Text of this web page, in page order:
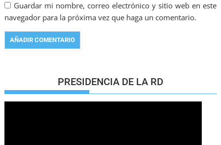
Guardar mi nombre, correo electrónico y sitio web en este
navegador para la próxima vez que haga un comentario.
PRESIDENCIA DE LA RD